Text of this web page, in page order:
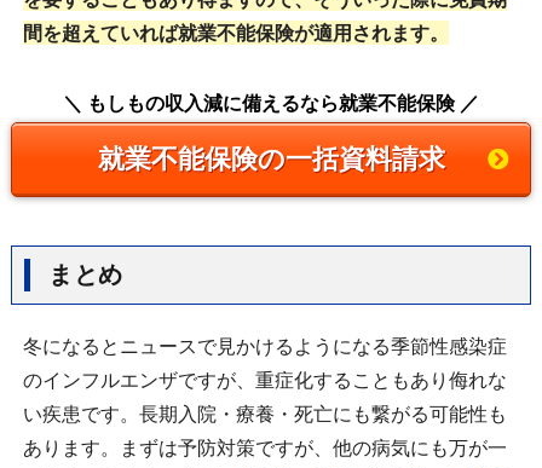
間を超えていれば就業不能保険が適用されます。
＼ もしもの収入減に備えるなら就業不能保険 ／
就業不能保険の一括資料請求
まとめ
冬になるとニュースで見かけるようになる季節性感染症
のインフルエンザですが、重症化することもあり侮れな
い疾患です。長期入院・療養・死亡にも繋がる可能性も
あります。まずは予防対策ですが、他の病気にも万が一